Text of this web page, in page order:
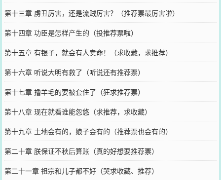
第十三章 虏丑厉害，还是流贼厉害？（推荐票最厉害啦）
第十四章 功臣是怎样产生的（投推荐票啦）
第十五章 有银子，就会有人卖命！（求收藏，求推荐）
第十六章 听说大明有救了（听说还有推荐票）
第十七章 撸羊毛的要被套住了（狂求推荐票）
第十八章 现在就看谁能忽悠（求推荐，求收藏）
第十九章 土地会有的，娘子会有的（推荐票也会有的）
第二十章 朕保证不秋后算账（真的好想要推荐票）
第二十一章 祖宗和儿子都不好（哭求收藏、推荐）